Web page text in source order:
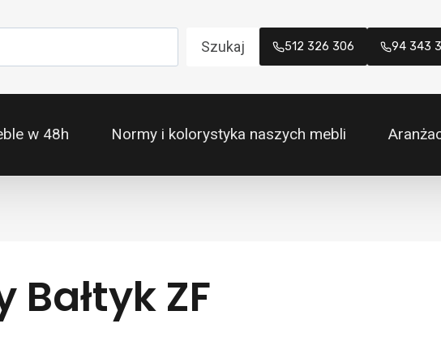
Szukaj 512 326 306 94 343
w 48h Normy i kolorystyka naszych mebli
Bałtyk ZF